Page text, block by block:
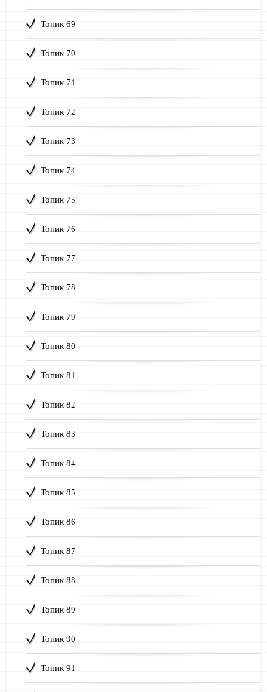
Топик 69
Топик 70
Топик 71
Топик 72
Топик 73
Топик 74
Топик 75
Топик 76
Топик 77
Топик 78
Топик 79
Топик 80
Топик 81
Топик 82
Топик 83
Топик 84
Топик 85
Топик 86
Топик 87
Топик 88
Топик 89
Топик 90
Топик 91